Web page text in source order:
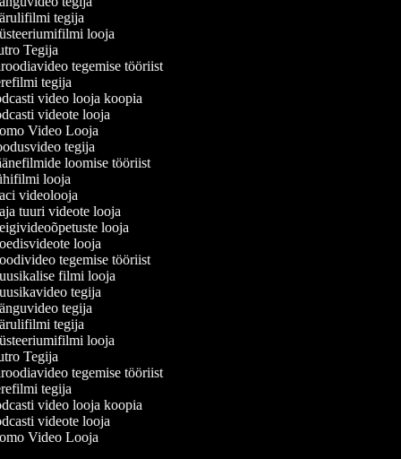
tegija
looja
Tegija
tegemise tööriist
tegija
video looja koopia
videote looja
Video Looja
tegija
loomise tööriist
looja
videolooja
tuuri videote looja
looja
looja
tegemise tööriist
filmi looja
tegija
tegija
tegija
looja
Tegija
tegemise tööriist
tegija
video looja koopia
videote looja
Video Looja